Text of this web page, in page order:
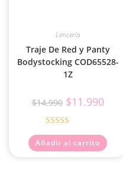
Lencería
Traje De Red y Panty
Bodystocking COD65528-
1Z
$14.990 $11.990
Valorado con
5.00de 5
Añadir al carrito